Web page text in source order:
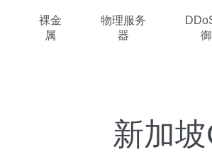
裸金
属
物理服务
器
御
新加